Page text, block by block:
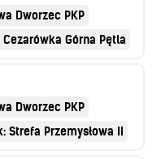
Dworzec PKP
Górna Pętla
Dworzec PKP
Strefa Przemysłowa II